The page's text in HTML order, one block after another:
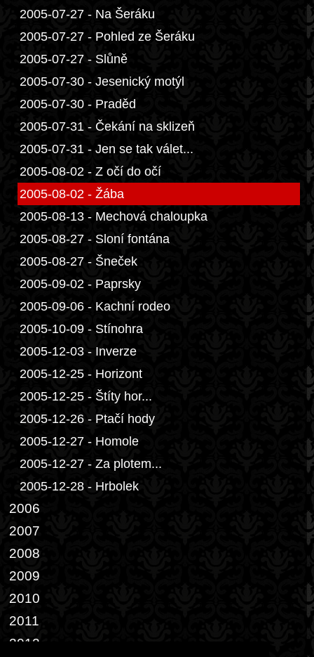
2005-07-27 - Na Šeráku
2005-07-27 - Pohled ze Šeráku
2005-07-27 - Slůně
2005-07-30 - Jesenický motýl
2005-07-30 - Praděd
2005-07-31 - Čekání na sklizeň
2005-07-31 - Jen se tak válet...
2005-08-02 - Z očí do očí
2005-08-02 - Žába
2005-08-13 - Mechová chaloupka
2005-08-27 - Sloní fontána
2005-08-27 - Šneček
2005-09-02 - Paprsky
2005-09-06 - Kachní rodeo
2005-10-09 - Stínohra
2005-12-03 - Inverze
2005-12-25 - Horizont
2005-12-25 - Štíty hor...
2005-12-26 - Ptačí hody
2005-12-27 - Homole
2005-12-27 - Za plotem...
2005-12-28 - Hrbolek
2006
2007
2008
2009
2010
2011
2012